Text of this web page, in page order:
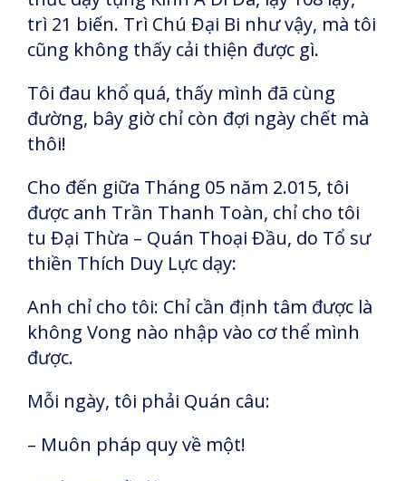
trì 21 biến. Trì Chú Đại Bi như vậy, mà tôi
cũng không thấy cải thiện được gì.
Tôi đau khổ quá, thấy mình đã cùng
đường, bây giờ chỉ còn đợi ngày chết mà
thôi!
Cho đến giữa Tháng 05 năm 2.015, tôi
được anh Trần Thanh Toàn, chỉ cho tôi
tu Đại Thừa – Quán Thoại Đầu, do Tổ sư
thiền Thích Duy Lực dạy:
Anh chỉ cho tôi: Chỉ cần định tâm được là
không Vong nào nhập vào cơ thể mình
được.
Mỗi ngày, tôi phải Quán câu:
– Muôn pháp quy về một!